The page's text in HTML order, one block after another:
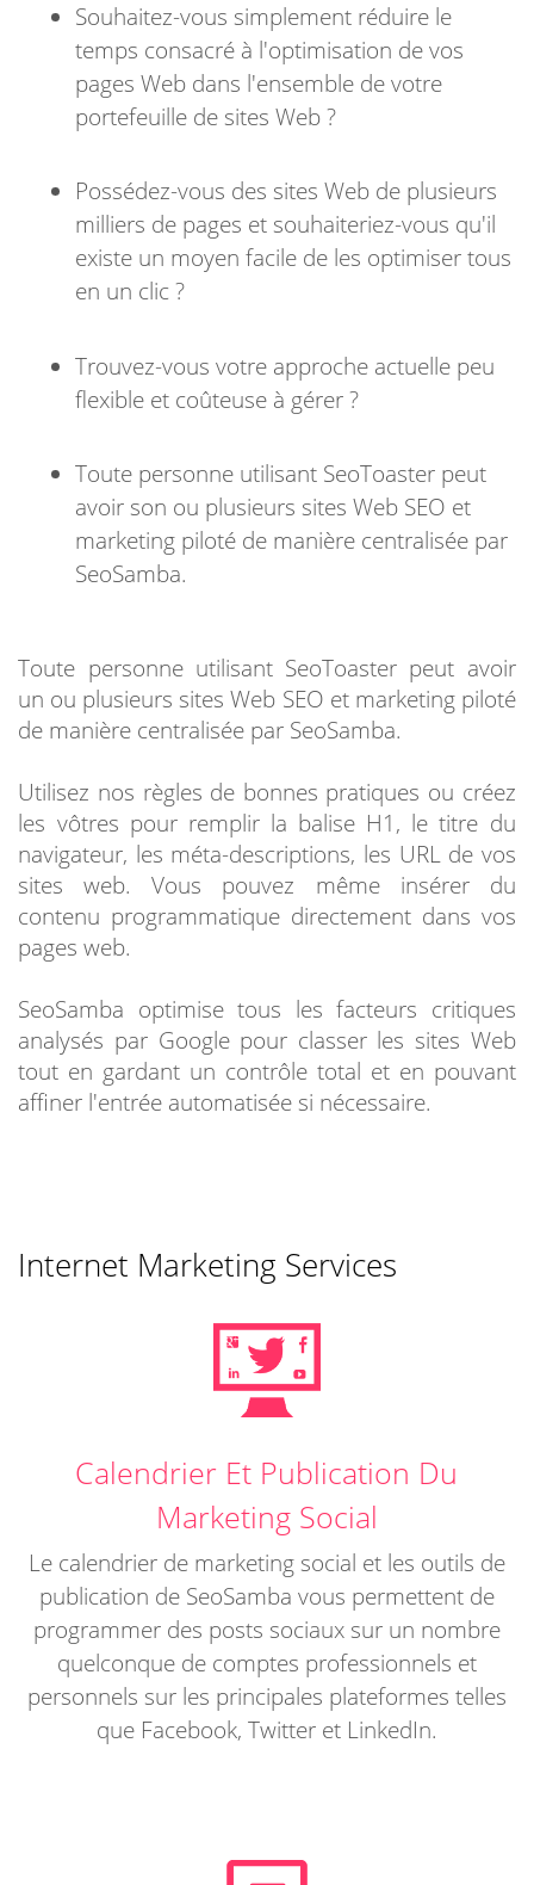
Souhaitez-vous simplement réduire le
temps consacré à l'optimisation de vos
pages Web dans l'ensemble de votre
portefeuille de sites Web ?
Possédez-vous des sites Web de plusieurs
milliers de pages et souhaiteriez-vous qu'il
existe un moyen facile de les optimiser tous
en un clic ?
Trouvez-vous votre approche actuelle peu
flexible et coûteuse à gérer ?
Toute personne utilisant SeoToaster peut
avoir son ou plusieurs sites Web SEO et
marketing piloté de manière centralisée par
SeoSamba.
Toute personne utilisant SeoToaster peut avoir
un ou plusieurs sites Web SEO et marketing piloté
de manière centralisée par SeoSamba.
Utilisez nos règles de bonnes pratiques ou créez
les vôtres pour remplir la balise H1, le titre du
navigateur, les méta-descriptions, les URL de vos
sites web. Vous pouvez même insérer du
contenu programmatique directement dans vos
pages web.
SeoSamba optimise tous les facteurs critiques
analysés par Google pour classer les sites Web
tout en gardant un contrôle total et en pouvant
affiner l'entrée automatisée si nécessaire.
Internet Marketing Services
Calendrier Et Publication Du
Marketing Social
Le calendrier de marketing social et les outils de
publication de SeoSamba vous permettent de
programmer des posts sociaux sur un nombre
quelconque de comptes professionnels et
personnels sur les principales plateformes telles
que Facebook, Twitter et LinkedIn.